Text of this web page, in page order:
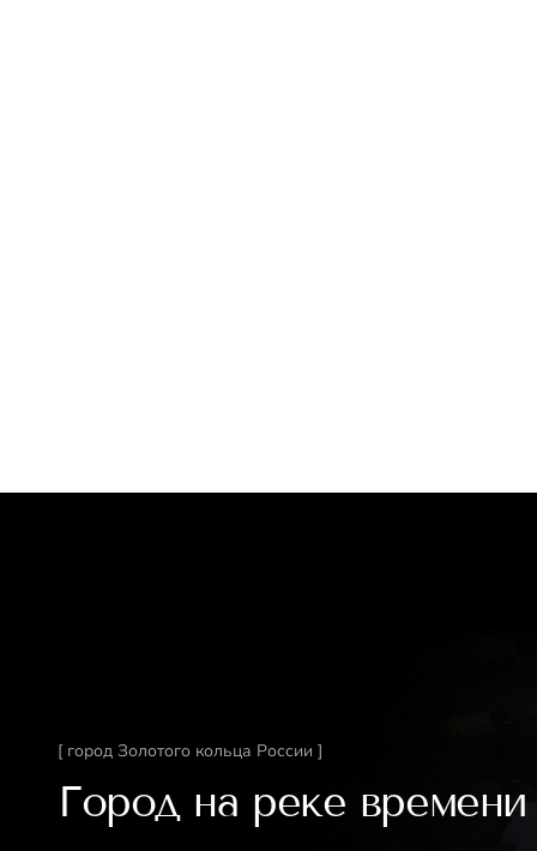
[ город Золотого кольца России ]
Город на реке времени